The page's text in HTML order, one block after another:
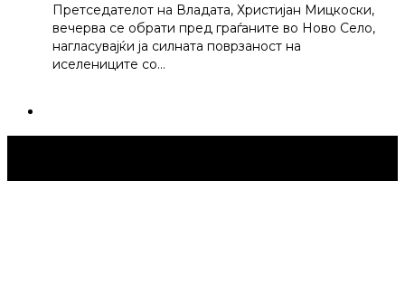
Претседателот на Владата, Христијан Мицкоски,
вечерва се обрати пред граѓаните во Ново Село,
нагласувајќи ја силната поврзаност на
иселениците со…